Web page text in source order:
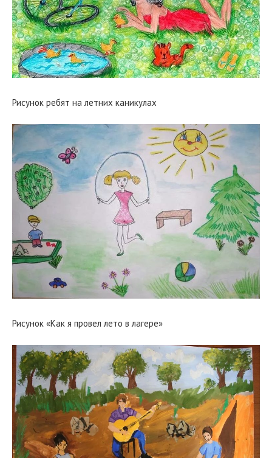
Рисунок ребят на летних каникулах
Рисунок «Как я провел лето в лагере»